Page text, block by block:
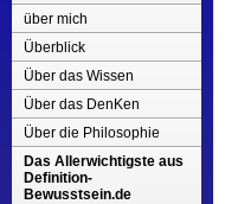
über mich
Überblick
Über das Wissen
Über das DenKen
Über die Philosophie
Das Allerwichtigste aus
Definition-
Bewusstsein.de